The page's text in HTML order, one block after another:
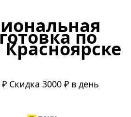
по
Скидка 3000 ₽ в день